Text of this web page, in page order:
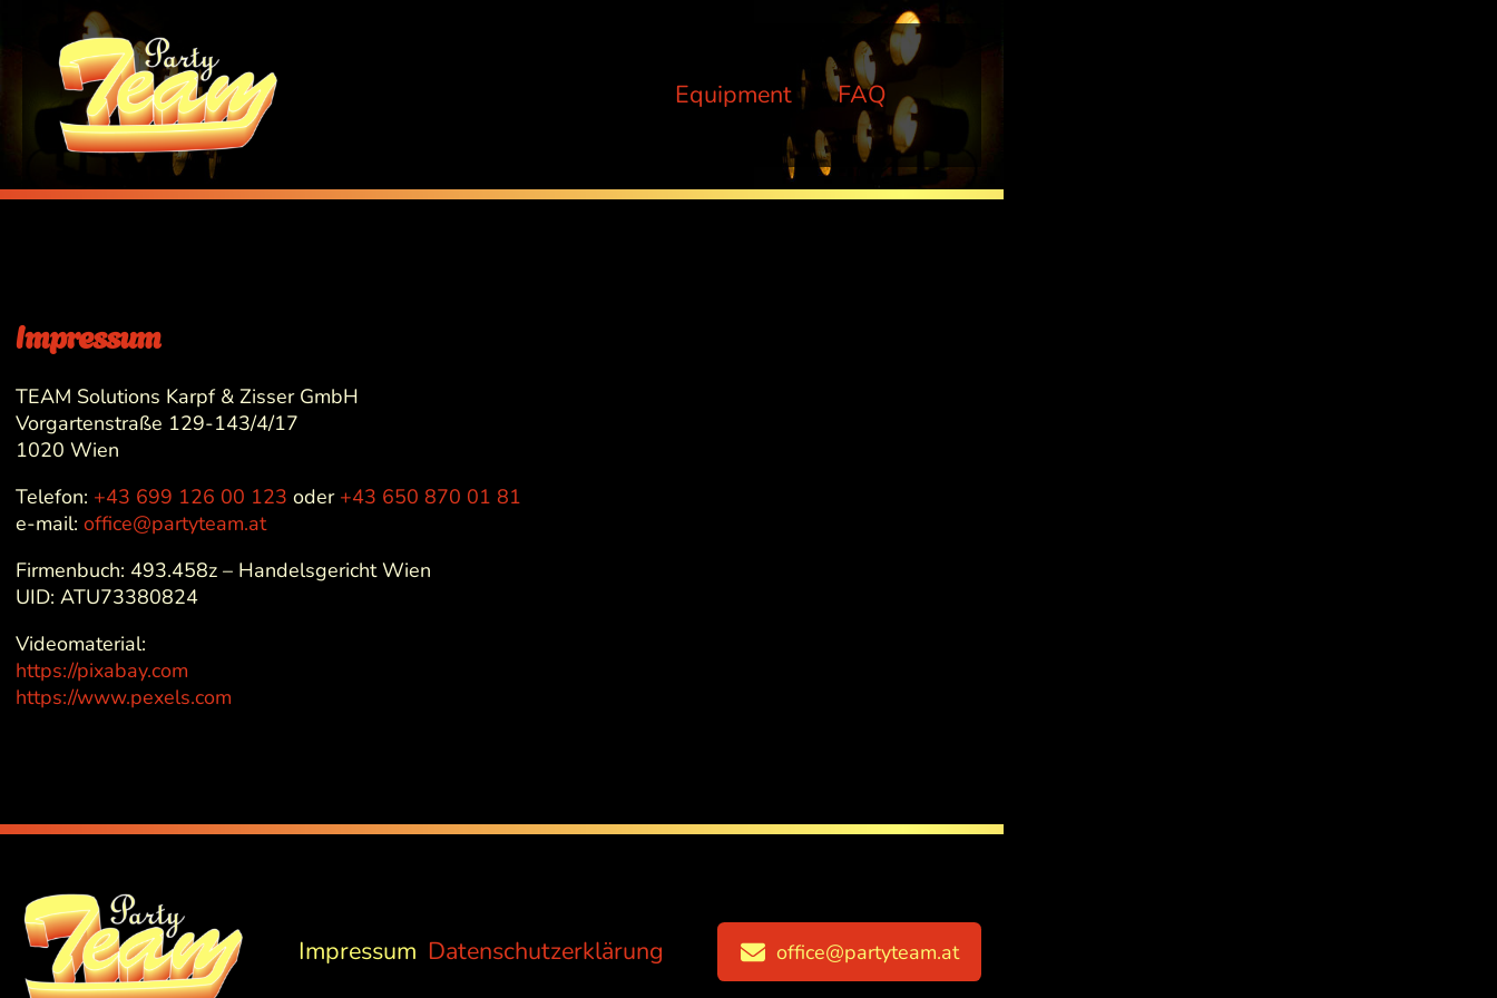
Equipment FAQ
Impressum
TEAM Solutions Karpf & Zisser GmbH
Vorgartenstraße 129-143/4/17
1020 Wien
Telefon: +43 699 126 00 123 oder +43 650 870 01 81
e-mail: office@partyteam.at
Firmenbuch: 493.458z – Handelsgericht Wien
UID: ATU73380824
Videomaterial:
https://pixabay.com
https://www.pexels.com
Impressum Datenschutzerklärung office@partyteam.at